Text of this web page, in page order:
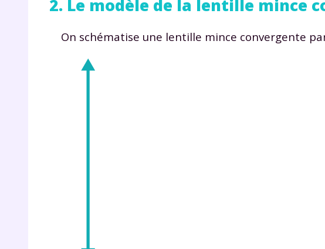
2. Le modèle de la lentille mince
On schématise une lentille mince convergente
de vos données